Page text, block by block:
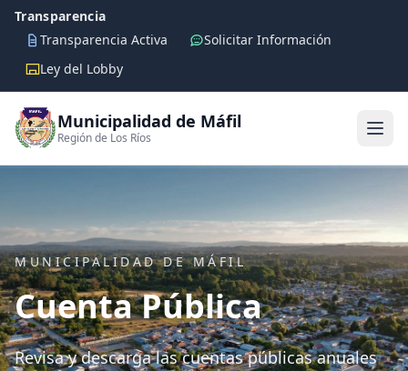
Transparencia
Transparencia Activa
Solicitar Información
Ley del Lobby
Municipalidad de Máfil
Región de Los Ríos
MUNICIPALIDAD DE MÁFIL
Cuenta Pública
Revisa y descarga las cuentas públicas anuales